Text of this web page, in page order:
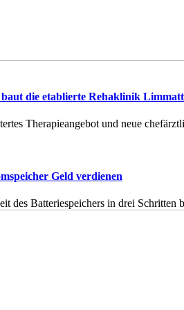
die etablierte Rehaklinik
Therapieangebot und neue
Geld verdienen
des Batteriespeichers in drei